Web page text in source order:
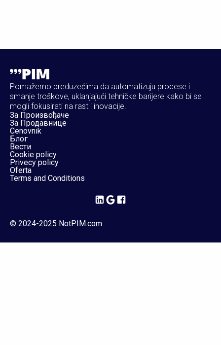
Pomažemo preduzećima da automatizuju procese i
smanje troškove, uklanjajući tehničke barijere kako bi se
mogli fokusirati na rast i inovacije.
За Произвођаче
За Продавнице
Cenovnik
Блог
Вести
Cookie policy
Privecy policy
Oferta
Terms and Conditions
© 2024-2025 NotPIM.com